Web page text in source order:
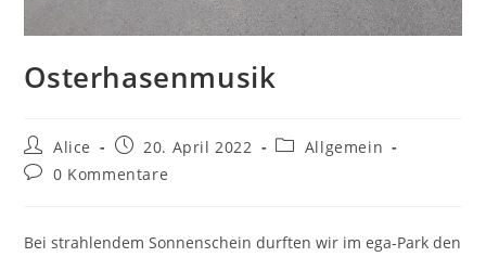
Osterhasenmusik
Beitrags-
Autor:
Alice
Beitrag
veröffentlicht:
20. April 2022
Beitrags-
Allgemein
Beitrags-
0 Kommentare
Bei strahlendem Sonnenschein durften wir im ega-Park den